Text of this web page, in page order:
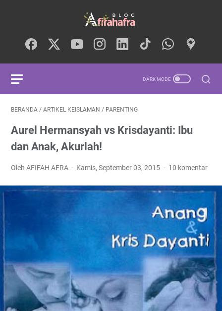
BERANDA / ARTIKEL KEISLAMAN / PARENTING
Aurel Hermansyah vs Krisdayanti: Ibu
dan Anak, Akurlah!
Oleh AFIFAH AFRA Kamis, September 03, 2015 10 komentar